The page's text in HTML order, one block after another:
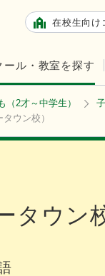
在校生向け
ール・教室を探す
（2才～中学生）
ウン校）
タウン